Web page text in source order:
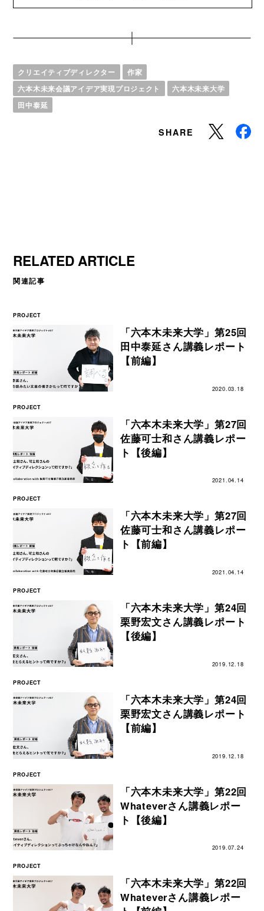
クリエイティブディレクター
作家
六本木未来会議アイデア実現プロジェクト
六本木未来大学
田中泰延
SHARE
RELATED ARTICLE
関連記事
PROJECT
「六本木未来大学」第25回
田中泰延さん講義レポート
【前編】
2020.03.18
PROJECT
「六本木未来大学」第27回
佐藤可士和さん講義レポー
ト【後編】
2021.04.14
PROJECT
「六本木未来大学」第27回
佐藤可士和さん講義レポー
ト【前編】
2021.04.14
PROJECT
「六本木未来大学」第24回
栗野宏文さん講義レポート
【後編】
2019.12.18
PROJECT
「六本木未来大学」第24回
栗野宏文さん講義レポート
【前編】
2019.12.18
PROJECT
「六本木未来大学」第22回
Whateverさん講義レポー
ト【後編】
2019.07.24
PROJECT
「六本木未来大学」第22回
Whateverさん講義レポー